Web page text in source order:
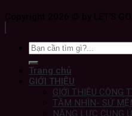
Trang chủ
GIỚI THIỆU
GIỚI THIỆU CÔNG
TẦM NHÌN- SỨ
NĂNG LỰC CUNG